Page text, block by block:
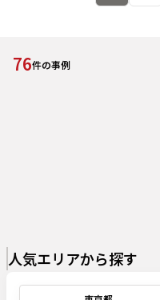
76件の事例
人気エリアから探す